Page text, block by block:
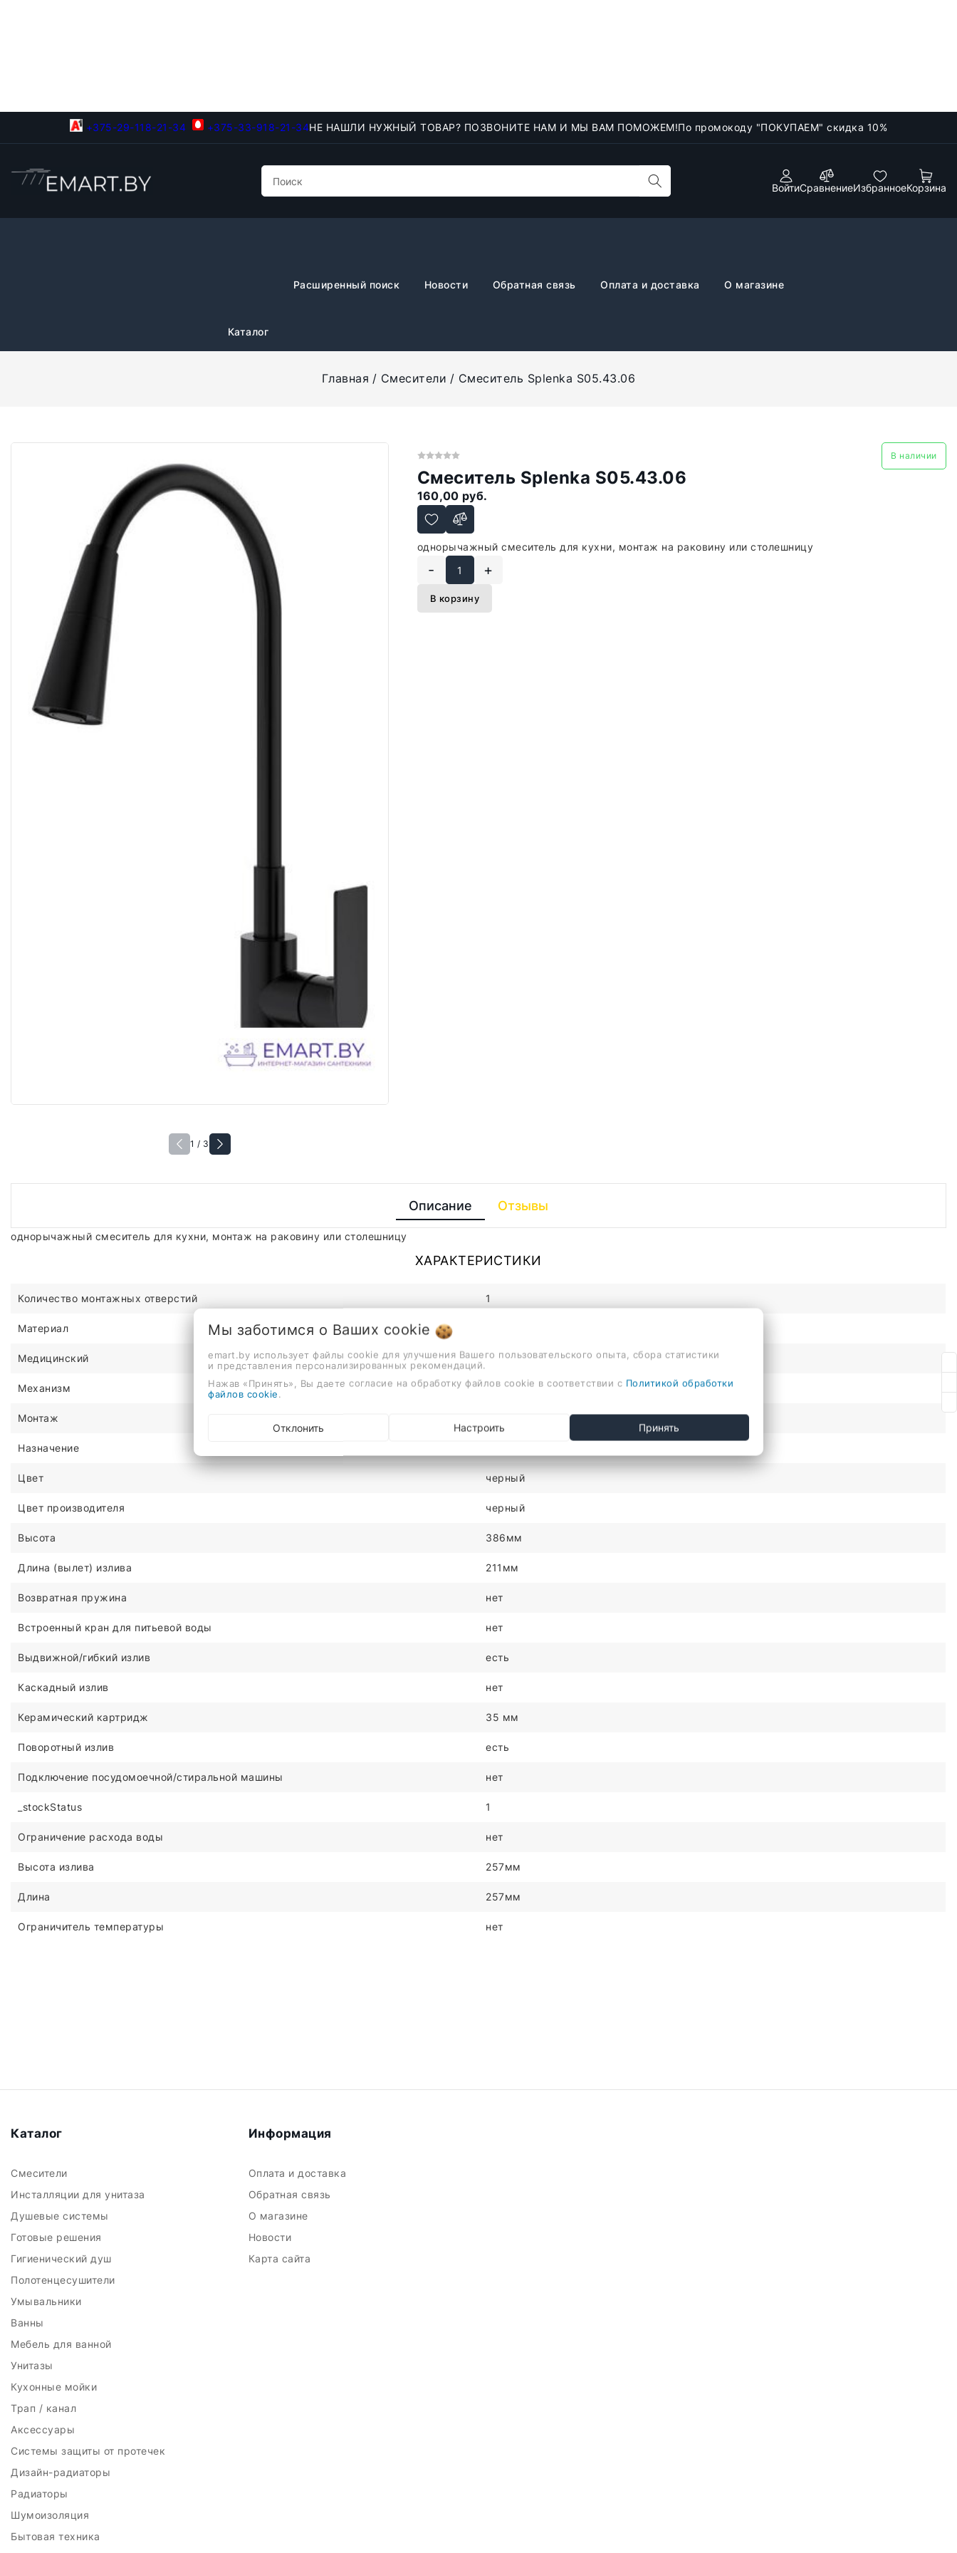
+375-29-118-21-34 +375-33-918-21-34НЕ НАШЛИ НУЖНЫЙ ТОВАР? ПОЗВОНИТЕ НАМ И МЫ ВАМ ПОМОЖЕМ!По промокоду "ПОКУПАЕМ" скидка 10%
ВойтиСравнениеИзбранноеКорзина
Каталог
Расширенный поиск Новости Обратная связь Оплата и доставка О магазине
Главная Смесители Смеситель Splenka S05.43.06
1 / 3
В наличии
Смеситель Splenka S05.43.06
160,00 руб.
однорычажный смеситель для кухни, монтаж на раковину или столешницу
- +
В корзину
Описание Отзывы
однорычажный смеситель для кухни, монтаж на раковину или столешницу
ХАРАКТЕРИСТИКИ
Количество монтажных отверстий 1
Материал
Медицинский нет
Механизм однорычажный
Монтаж на раковину или столешницу
Назначение
Цвет черный
Цвет производителя черный
Высота 386мм
Длина (вылет) излива 211мм
Возвратная пружина нет
Встроенный кран для питьевой воды нет
Выдвижной/гибкий излив есть
Каскадный излив нет
Керамический картридж 35 мм
Поворотный излив есть
Подключение посудомоечной/стиральной машины нет
_stockStatus 1
Ограничение расхода воды нет
Высота излива 257мм
Длина 257мм
Ограничитель температуры нет
Каталог
Смесители
Инсталляции для унитаза
Душевые системы
Готовые решения
Гигиенический душ
Полотенцесушители
Умывальники
Ванны
Мебель для ванной
Унитазы
Кухонные мойки
Трап / канал
Аксессуары
Системы защиты от протечек
Дизайн-радиаторы
Радиаторы
Шумоизоляция
Бытовая техника
Информация
Оплата и доставка
Обратная связь
О магазине
Новости
Карта сайта
Мы заботимся о Ваших cookie
emart.by использует файлы cookie для улучшения Вашего пользовательского опыта, сбора статистики
и представления персонализированных рекомендаций.
Нажав «Принять», Вы даете согласие на обработку файлов cookie в соответствии с Политикой обработки
файлов cookie
Отклонить Настроить Принять